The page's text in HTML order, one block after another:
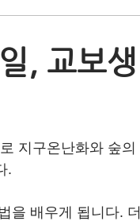
, 교보
지구온난화와 숲의
.
을 배우게 됩니다.